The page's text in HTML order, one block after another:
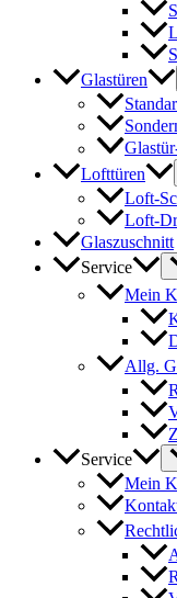
Glastüren
Lofttüren
Loft-
Loft-
Glaszuschnitt
Service
Mein
Allg.
Service
Mein